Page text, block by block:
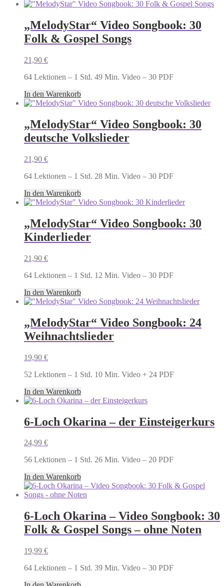
„MelodyStar“ Video Songbook: 30
Folk & Gospel Songs
21,90 €
64 Lektionen – 1 Std. 49 Min. Video – 30 PDF
In den Warenkorb
„MelodyStar“ Video Songbook: 30
deutsche Volkslieder
21,90 €
64 Lektionen – 1 Std. 28 Min. Video – 30 PDF
In den Warenkorb
„MelodyStar“ Video Songbook: 30
Kinderlieder
21,90 €
64 Lektionen – 1 Std. 12 Min. Video – 30 PDF
In den Warenkorb
„MelodyStar“ Video Songbook: 24
Weihnachtslieder
19,90 €
52 Lektionen – 1 Std. 10 Min. Video + 24 PDF
In den Warenkorb
6-Loch Okarina – der Einsteigerkurs
24,99 €
56 Lektionen – 1 Std. 26 Min. Video – 20 PDF
In den Warenkorb
6-Loch Okarina – Video Songbook: 30
Folk & Gospel Songs – ohne Noten
19,99 €
64 Lektionen – 1 Std. 39 Min. Video – 30 PDF